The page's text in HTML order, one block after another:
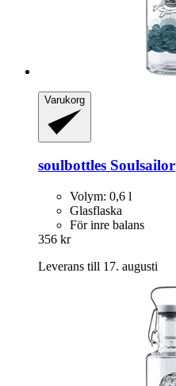
Varukorg
soulbottles Soulsailor
Volym: 0,6 l
Glasflaska
För inre balans
356 kr
Leverans till 17. augusti